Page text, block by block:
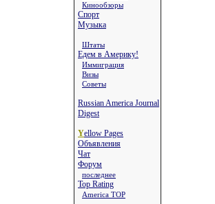
Кинообзоры
Спорт
Музыка
Штаты
Едем в Америку!
Иммиграция
Визы
Советы
Russian America Journal
Digest
Yellow Pages
Объявления
Чат
Форум
последнее
Top Rating
America TOP